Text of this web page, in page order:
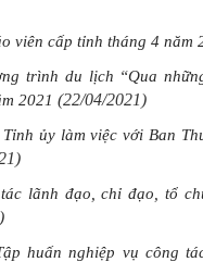
viên cấp tỉnh tháng 4 năm
trình du lịch “Qua
2021 (22/04/2021)
ủy làm việc với Ban
lãnh đạo, chỉ đạo, tổ
huấn nghiệp vụ công